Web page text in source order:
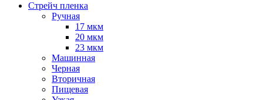
Стрейч пленка
Ручная
17 мкм
20 мкм
23 мкм
Машинная
Черная
Вторичная
Пищевая